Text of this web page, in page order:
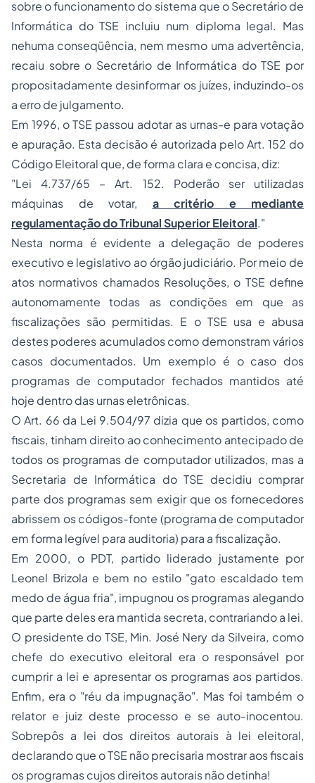
sobre o funcionamento do sistema que o Secretário de
Informática do TSE incluiu num diploma legal. Mas
nehuma conseqüência, nem mesmo uma advertência,
recaiu sobre o Secretário de Informática do TSE por
propositadamente desinformar os juízes, induzindo-os
a erro de julgamento.
Em 1996, o TSE passou adotar as urnas-e para votação
e apuração. Esta decisão é autorizada pelo Art. 152 do
Código Eleitoral que, de forma clara e concisa, diz:
"Lei 4.737/65 – Art. 152. Poderão ser utilizadas
máquinas de votar, a critério e mediante
regulamentação do Tribunal Superior Eleitoral."
Nesta norma é evidente a delegação de poderes
executivo e legislativo ao órgão judiciário. Por meio de
atos normativos chamados Resoluções, o TSE define
autonomamente todas as condições em que as
fiscalizações são permitidas. E o TSE usa e abusa
destes poderes acumulados como demonstram vários
casos documentados. Um exemplo é o caso dos
programas de computador fechados mantidos até
hoje dentro das urnas eletrônicas.
O Art. 66 da Lei 9.504/97 dizia que os partidos, como
fiscais, tinham direito ao conhecimento antecipado de
todos os programas de computador utilizados, mas a
Secretaria de Informática do TSE decidiu comprar
parte dos programas sem exigir que os fornecedores
abrissem os códigos-fonte (programa de computador
em forma legível para auditoria) para a fiscalização.
Em 2000, o PDT, partido liderado justamente por
Leonel Brizola e bem no estilo "gato escaldado tem
medo de água fria", impugnou os programas alegando
que parte deles era mantida secreta, contrariando a lei.
O presidente do TSE, Min. José Nery da Silveira, como
chefe do executivo eleitoral era o responsável por
cumprir a lei e apresentar os programas aos partidos.
Enfim, era o "réu da impugnação". Mas foi também o
relator e juiz deste processo e se auto-inocentou.
Sobrepôs a lei dos direitos autorais à lei eleitoral,
declarando que o TSE não precisaria mostrar aos fiscais
os programas cujos direitos autorais não detinha!